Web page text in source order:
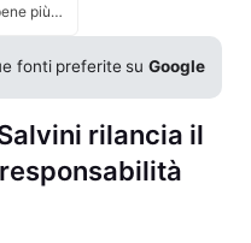
Salvini invoca pene più dure per i minori dopo l’omicidio di Giacomo Bongiorni a Massa
fonti preferite suGoogle
rilancia il